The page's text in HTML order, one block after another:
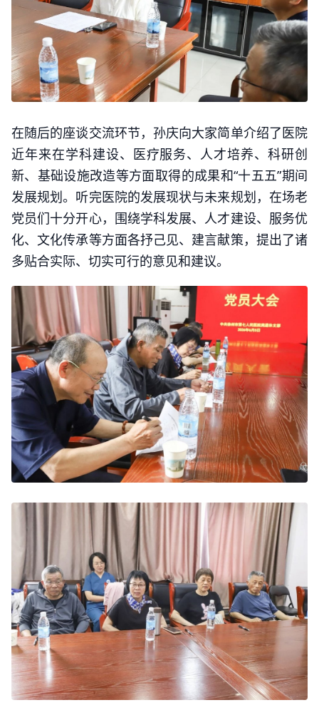
在随后的座谈交流环节，孙庆向大家简单介绍了医院
近年来在学科建设、医疗服务、人才培养、科研创
新、基础设施改造等方面取得的成果和“十五五”期间
发展规划。听完医院的发展现状与未来规划，在场老
党员们十分开心，围绕学科发展、人才建设、服务优
化、文化传承等方面各抒己见、建言献策，提出了诸
多贴合实际、切实可行的意见和建议。